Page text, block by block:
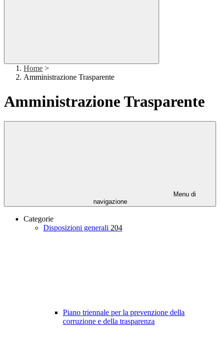
Home >
Amministrazione Trasparente
Amministrazione Trasparente
Menu di
navigazione
Categorie
Disposizioni generali 204
Piano triennale per la prevenzione della
corruzione e della trasparenza